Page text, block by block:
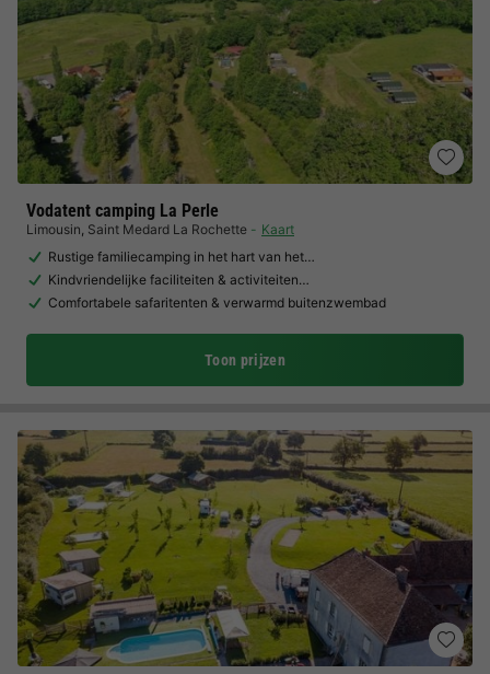
Vodatent camping La Perle
Limousin, Saint Medard La Rochette
Kaart
Rustige familiecamping in het hart van het…
Kindvriendelijke faciliteiten & activiteiten…
Comfortabele safaritenten & verwarmd buitenzwembad
Toon prijzen